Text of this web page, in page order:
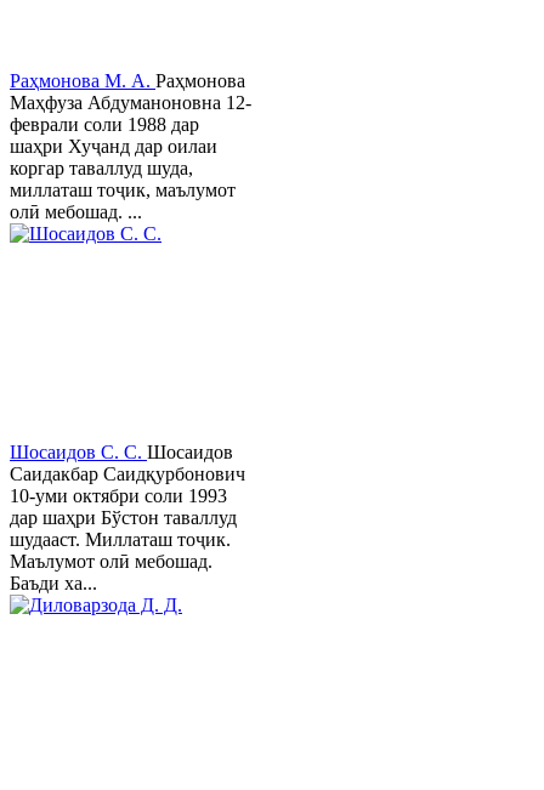
Раҳмонова М. А. Раҳмонова
Маҳфуза Абдуманоновна 12-
феврали соли 1988 дар
шаҳри Хуҷанд дар оилаи
коргар таваллуд шуда,
миллаташ тоҷик, маълумот
олӣ мебошад. ...
Шосаидов С. С. Шосаидов
Саидакбар Саидқурбонович
10-уми октябри соли 1993
дар шаҳри Бўстон таваллуд
шудааст. Миллаташ тоҷик.
Маълумот олӣ мебошад.
Баъди ха...